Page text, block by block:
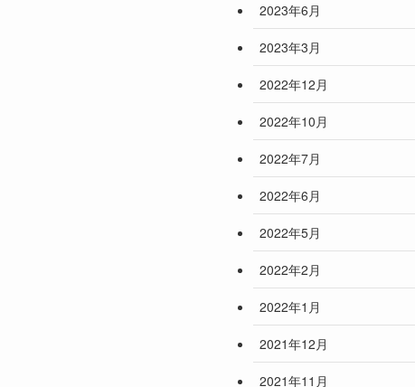
2023年6月
2023年3月
2022年12月
2022年10月
2022年7月
2022年6月
2022年5月
2022年2月
2022年1月
2021年12月
2021年11月